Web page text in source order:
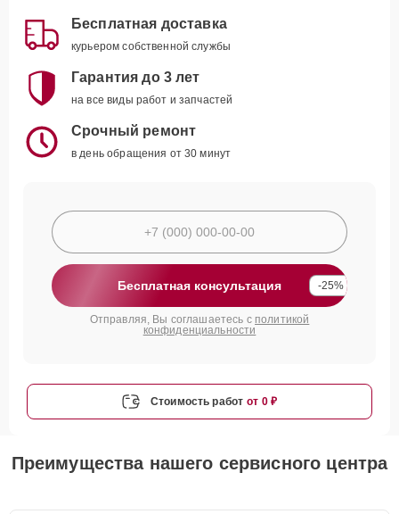
Бесплатная доставка
курьером собственной службы
Гарантия до 3 лет
на все виды работ и запчастей
Срочный ремонт
в день обращения от 30 минут
Бесплатная консультация -25%
Отправляя, Вы соглашаетесь с политикой
конфиденциальности
Стоимость работ от 0 ₽
Преимущества нашего сервисного центра